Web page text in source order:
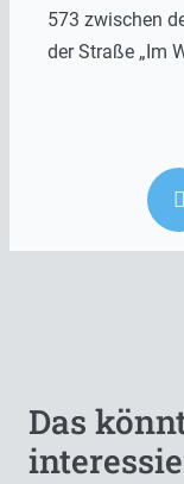
573 zwischen
der Straße „Im
Das